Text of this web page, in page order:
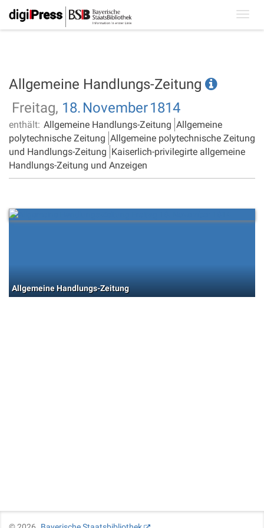
Allgemeine Handlungs-Zeitung
Freitag, 18. November1814
enthält: Allgemeine Handlungs-Zeitung Allgemeine
polytechnische Zeitung Allgemeine polytechnische Zeitung
und Handlungs-Zeitung Kaiserlich-privilegirte allgemeine
Handlungs-Zeitung und Anzeigen
Allgemeine Handlungs-Zeitung